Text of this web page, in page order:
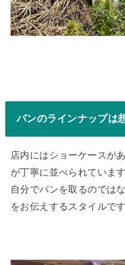
パンのラインナップは
店内にはショーケースが
が丁寧に並べられています
自分でパンを取るのでは
をお伝えするスタイルです